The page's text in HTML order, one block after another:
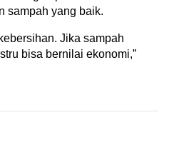
sampah yang baik.
Jika sampah
bisa bernilai ekonomi,”